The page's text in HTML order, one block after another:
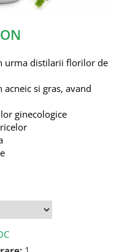
urma distilarii florilor de
si gras, avand
ginecologice